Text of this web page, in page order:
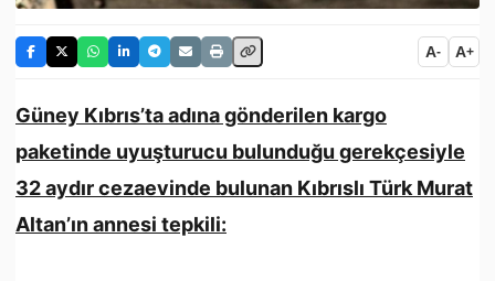
A- A+
Güney Kıbrıs’ta adına gönderilen kargo
paketinde uyuşturucu bulunduğu gerekçesiyle
32 aydır cezaevinde bulunan Kıbrıslı Türk Murat
Altan’ın annesi tepkili: